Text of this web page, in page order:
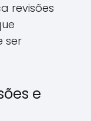
revisões
ser
e